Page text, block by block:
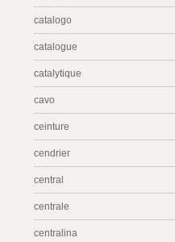
catalogo
catalogue
catalytique
cavo
ceinture
cendrier
central
centrale
centralina